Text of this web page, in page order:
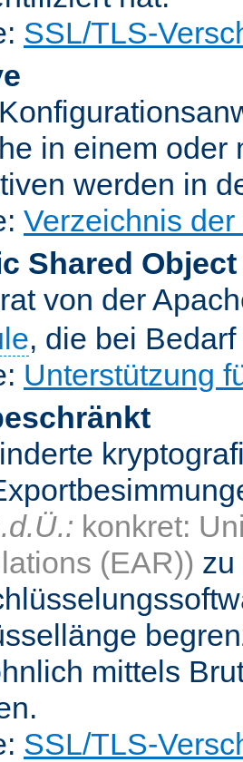
SSL/TLS-
in einem oder
werden in
Verzeichnis
Shared Object
von der
, die bei
Unterstützung
konkret:
(EAR)) zu
mittels
SSL/TLS-